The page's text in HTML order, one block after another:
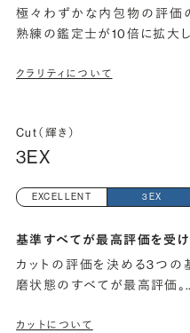
極々わずかな内包物の評価
熟練の鑑定士が10倍に拡大し
クラリティについて
Cut（輝き）
3EX
EXCELLENT 3EX
基準すべてが最高評価を受け
カットの評価を決める3つの
磨状態のすべてが最高評価。
カットについて